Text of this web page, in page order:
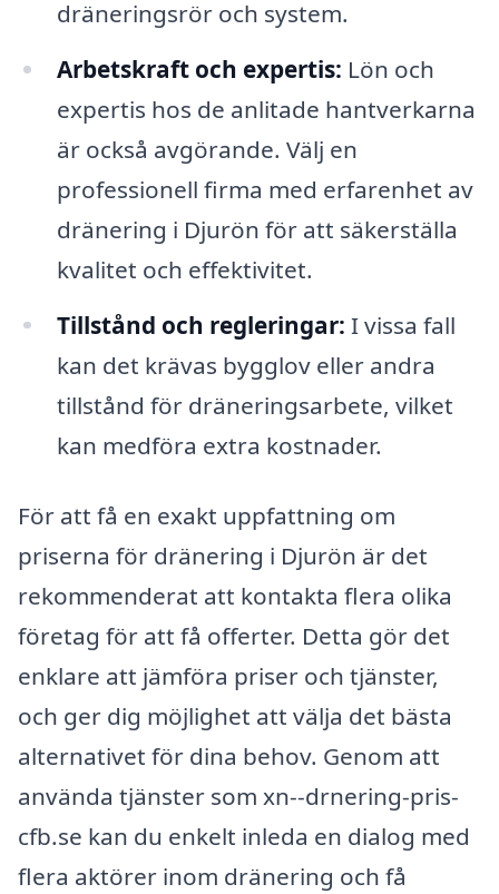
dräneringsrör och system.
Arbetskraft och expertis: Lön och
expertis hos de anlitade hantverkarna
är också avgörande. Välj en
professionell firma med erfarenhet av
dränering i Djurön för att säkerställa
kvalitet och effektivitet.
Tillstånd och regleringar: I vissa fall
kan det krävas bygglov eller andra
tillstånd för dräneringsarbete, vilket
kan medföra extra kostnader.
För att få en exakt uppfattning om
priserna för dränering i Djurön är det
rekommenderat att kontakta flera olika
företag för att få offerter. Detta gör det
enklare att jämföra priser och tjänster,
och ger dig möjlighet att välja det bästa
alternativet för dina behov. Genom att
använda tjänster som xn--drnering-pris-
cfb.se kan du enkelt inleda en dialog med
flera aktörer inom dränering och få